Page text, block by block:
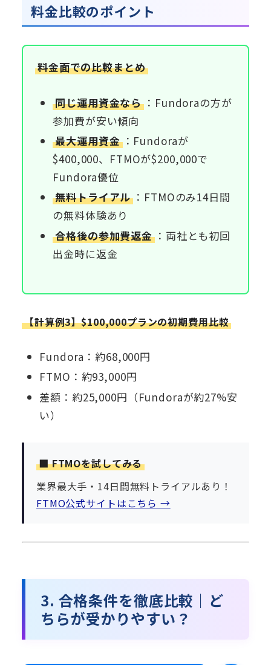
料金比較のポイント
料金面での比較まとめ
同じ運用資金なら ：Fundoraの方が
参加費が安い傾向
最大運用資金：Fundoraが
$400,000、FTMOが$200,000で
Fundora優位
無料トライアル ：FTMOのみ14日間
の無料体験あり
合格後の参加費返金 ：両社とも初回
出金時に返金
【計算例3】$100,000プランの初期費用比較
Fundora：約68,000円
FTMO：約93,000円
差額：約25,000円（Fundoraが約27%安
い）
⬛ FTMOを試してみる
業界最大手・14日間無料トライアルあり！
FTMO公式サイトはこちら →
3. 合格条件を徹底比較｜ど
ちらが受かりやすい？